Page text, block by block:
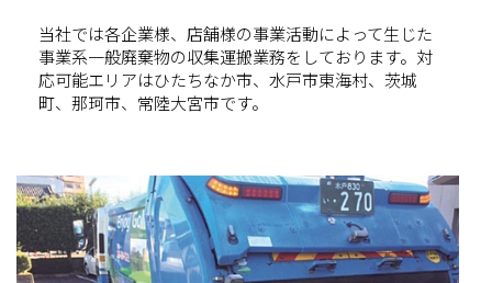
当社では各企業様、店舗様の事業活動によって生じた
事業系一般廃棄物の収集運搬業務をしております。対
応可能エリアはひたちなか市、水戸市東海村、茨城
町、那珂市、常陸大宮市です。